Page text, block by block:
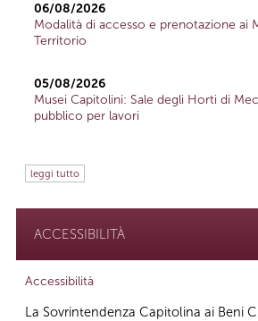
06/08/2026
Modalità di accesso e prenotazione ai
Territorio
05/08/2026
Musei Capitolini: Sale degli Horti di
pubblico per lavori
leggi tutto
ACCESSIBILITÀ
Accessibilità
La Sovrintendenza Capitolina ai Beni